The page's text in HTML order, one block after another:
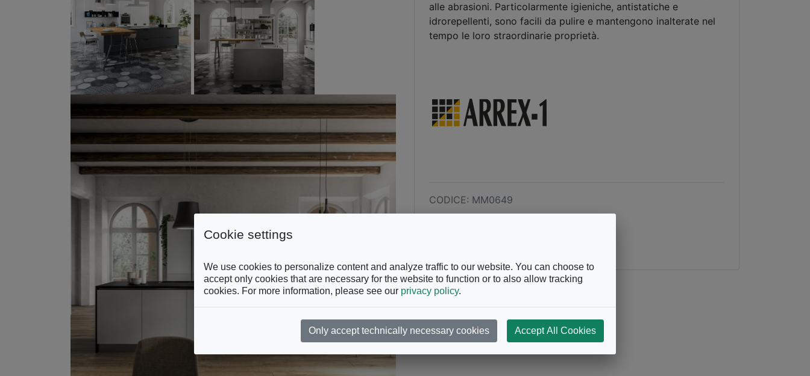
alle abrasioni. Particolarmente igieniche, antistatiche e
idrorepellenti, sono facili da pulire e mantengono inalterate nel
tempo le loro straordinarie proprietà.
CODICE: MM0649
Cookie settings
We use cookies to personalize content and analyze traffic to our website. You can choose to
accept only cookies that are necessary for the website to function or to also allow tracking
cookies. For more information, please see our privacy policy.
Only accept technically necessary cookies Accept All Cookies